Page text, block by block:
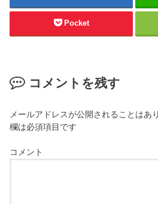
Pocket
コメントを残す
メールアドレスが公開されることはあ
欄は必須項目です
コメント